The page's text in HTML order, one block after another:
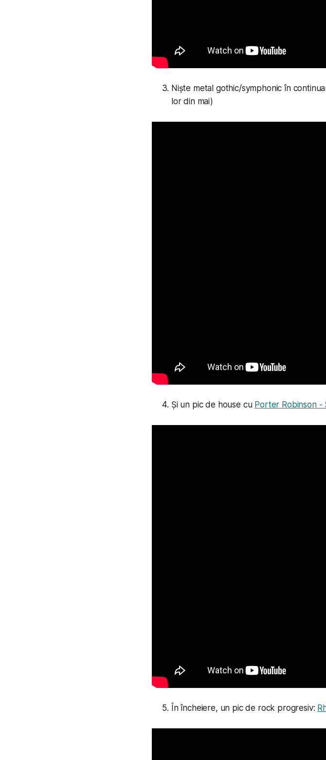
Niște metal gothic/symphonic în
lor din mai)
Și un pic de house cu Porter Robinson -
În încheiere, un pic de rock progresiv: